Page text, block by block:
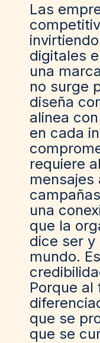
Las
digitales
una
no surge
diseña
alinea
en cada
requiere
una
que la
dice ser y
mundo.
Porque al
que se
que se